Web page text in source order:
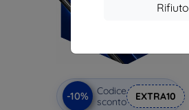
Rifiuto
-10%
Codice
sconto
EXTRA10